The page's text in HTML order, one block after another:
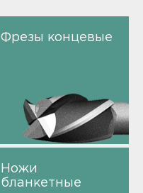
Фрезы концевые
Ножи
бланкетные